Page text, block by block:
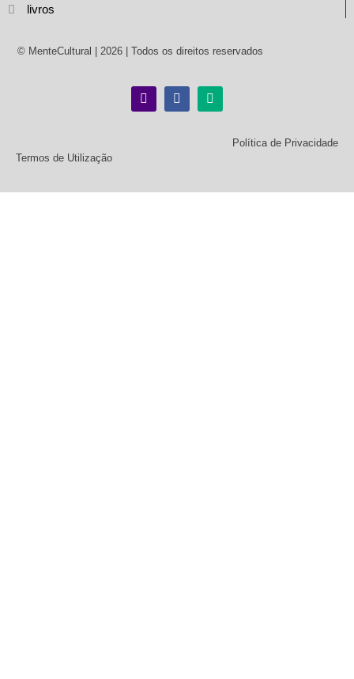
livros
© MenteCultural | 2026 | Todos os direitos reservados
Política de Privacidade
Termos de Utilização